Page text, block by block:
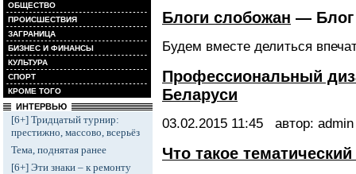
ОБЩЕСТВО
ПРОИСШЕСТВИЯ
ЗАГРАНИЦА
БИЗНЕС И ФИНАНСЫ
КУЛЬТУРА
СПОРТ
КРОМЕ ТОГО
ИНТЕРВЬЮ
[6+] Тридцатый турнир:
престижно, массово, всерьёз
Тема, поднятая ранее
[6+] Эти знаки – к ремонту
Блоги слобожан — Блог
Будем вместе делиться
Профессиональный
Беларуси
03.02.2015 11:45 автор: admin
Что такое